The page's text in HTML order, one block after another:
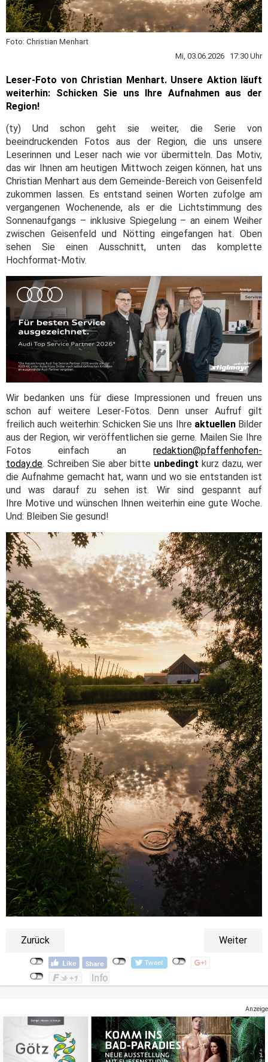
Foto: Christian Menhart
Mi, 03.06.2026 17:30 Uhr
Leser-Foto von Christian Menhart. Unsere Aktion läuft
weiterhin: Schicken Sie uns Ihre Aufnahmen aus der
Region!
(ty) Und schon geht sie weiter, die Serie von
beeindruckenden Fotos aus der Region, die uns unsere
Leserinnen und Leser nach wie vor übermitteln. Das Motiv,
das wir Ihnen am heutigen Mittwoch zeigen können, hat uns
Christian Menhart aus dem Gemeinde-Bereich von Geisenfeld
zukommen lassen. Es entstand seinen Worten zufolge am
vergangenen Wochenende, als er die Lichtstimmung des
Sonnenaufgangs – inklusive Spiegelung – an einem Weiher
zwischen Geisenfeld und Nötting eingefangen hat. Oben
sehen Sie einen Ausschnitt, unten das komplette
Hochformat-Motiv.
Wir bedanken uns für diese Impressionen und freuen uns
schon auf weitere Leser-Fotos. Denn unser Aufruf gilt
freilich auch weiterhin: Schicken Sie uns Ihre aktuellenBilder
aus der Region, wir veröffentlichen sie gerne. Mailen Sie Ihre
Fotos einfach an redaktion@pfaffenhofen-
today.de. Schreiben Sie aber bitte unbedingt kurz dazu, wer
die Aufnahme gemacht hat, wann und wo sie entstanden ist
und was darauf zu sehen ist. Wir sind gespannt auf
Ihre Motive und wünschen Ihnen weiterhin eine gute Woche.
Und: Bleiben Sie gesund!
Zurück Weiter
Anzeige